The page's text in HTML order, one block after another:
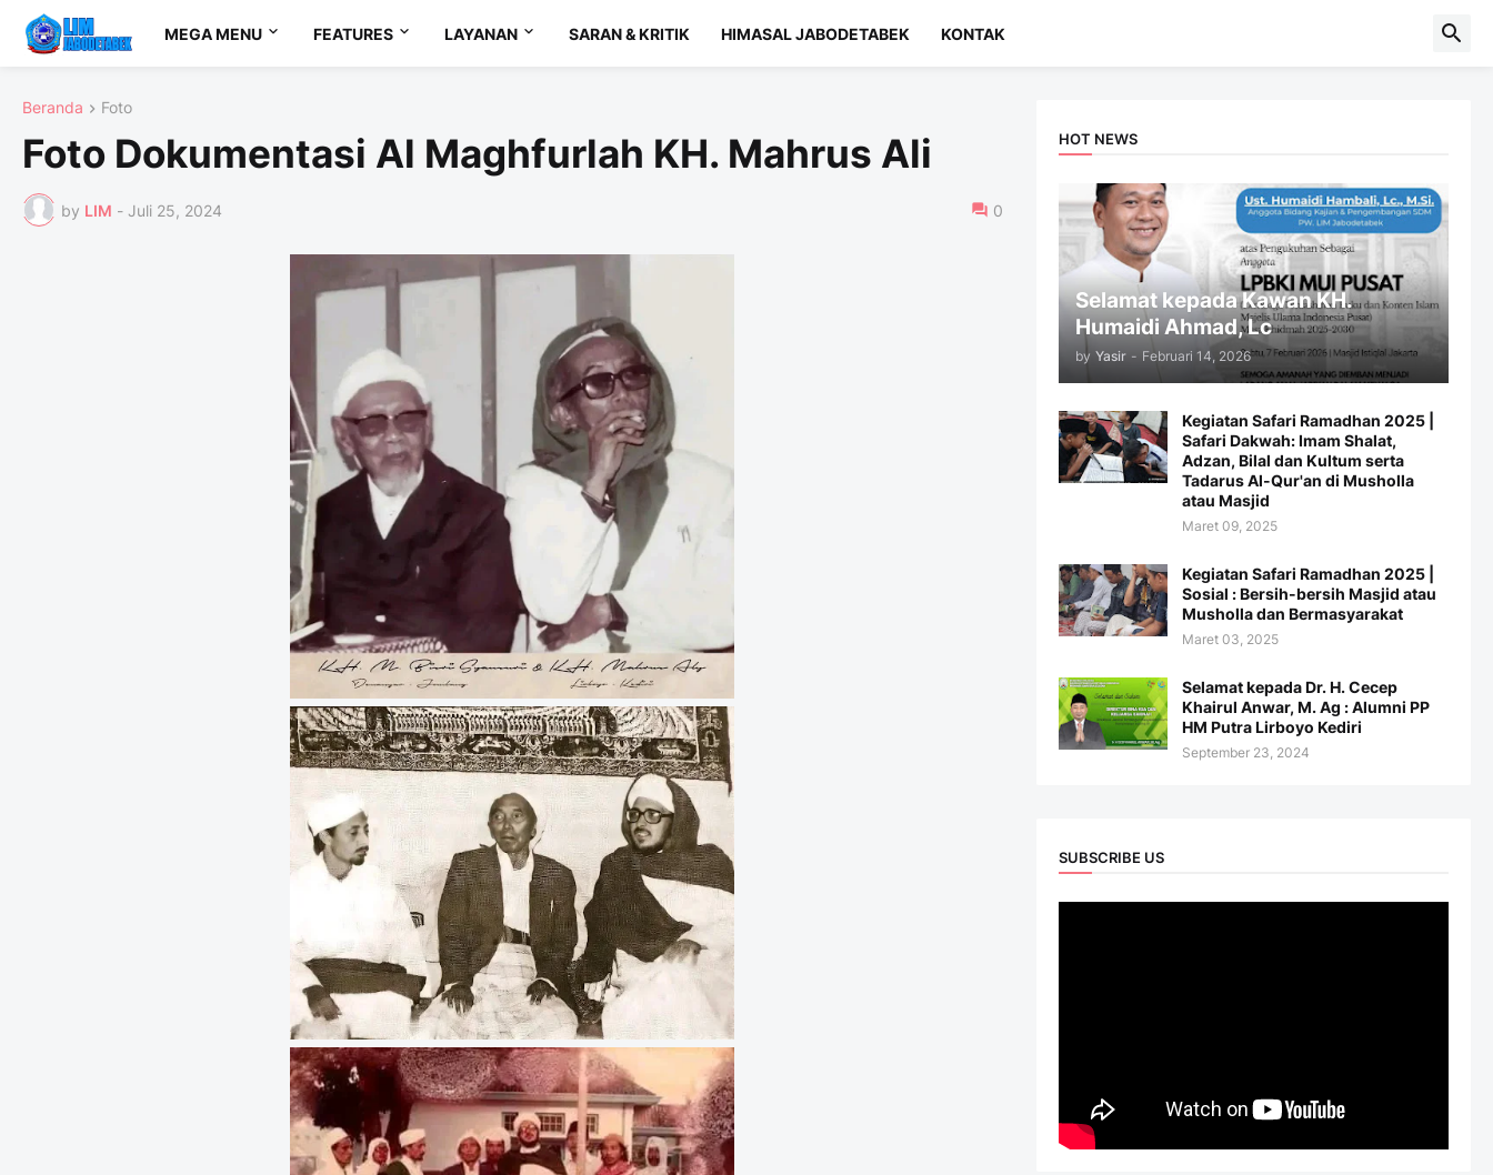
MEGA MENU FEATURES LAYANAN SARAN & KRITIK HIMASAL JABODETABEK KONTAK
Beranda Foto
Foto Dokumentasi Al Maghfurlah KH. Mahrus Ali
by LIM - Juli 25, 2024 0
HOT NEWS
Selamat kepada Kawan KH.
Humaidi Ahmad, Lc
by Yasir - Februari 14, 2026
Kegiatan Safari Ramadhan 2025 |
Safari Dakwah: Imam Shalat,
Adzan, Bilal dan Kultum serta
Tadarus Al-Qur'an di Musholla
atau Masjid
Maret 09, 2025
Kegiatan Safari Ramadhan 2025 |
Sosial : Bersih-bersih Masjid atau
Musholla dan Bermasyarakat
Maret 03, 2025
Selamat kepada Dr. H. Cecep
Khairul Anwar, M. Ag : Alumni PP
HM Putra Lirboyo Kediri
September 23, 2024
SUBSCRIBE US